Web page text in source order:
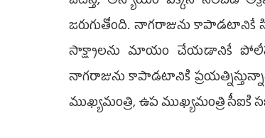
జరుగుతోంది. నాగరాజును కాపాడటానికే
సాక్ష్యాలను మాయం చేయడానికే
నాగరాజును కాపాడటానికి
ముఖ్యమంత్రి, ఉప ముఖ్యమంత్రి సీఐకి